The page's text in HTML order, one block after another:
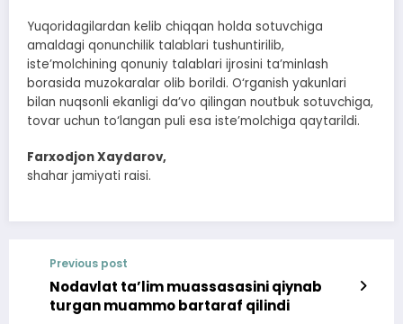
Yuqoridagilardan kelib chiqqan holda sotuvchiga
amaldagi qonunchilik talablari tushuntirilib,
iste’molchining qonuniy talablari ijrosini ta’minlash
borasida muzokaralar olib borildi. O‘rganish yakunlari
bilan nuqsonli ekanligi da’vo qilingan noutbuk sotuvchiga,
tovar uchun to‘langan puli esa iste’molchiga qaytarildi.
Farxodjon Xaydarov,
shahar jamiyati raisi.
Previous post
Nodavlat ta’lim muassasasini qiynab
turgan muammo bartaraf qilindi